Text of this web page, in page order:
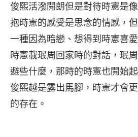
俊熙活潑開朗但是對待時憲是
抱時憲的感受是思念的情感，
一種因為暗戀、想得到時憲喜
時憲載珉周回家時的對話，珉
避些什麼，那時的時憲也開始
俊熙越是露出馬腳，時憲才會
的存在。